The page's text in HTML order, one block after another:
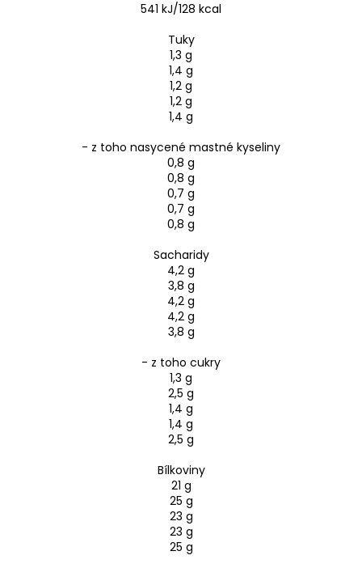
541 kJ/128 kcal
Tuky
1,3 g
1,4 g
1,2 g
1,2 g
1,4 g
- z toho nasycené mastné kyseliny
0,8 g
0,8 g
0,7 g
0,7 g
0,8 g
Sacharidy
4,2 g
3,8 g
4,2 g
4,2 g
3,8 g
- z toho cukry
1,3 g
2,5 g
1,4 g
1,4 g
2,5 g
Bílkoviny
21 g
25 g
23 g
23 g
25 g